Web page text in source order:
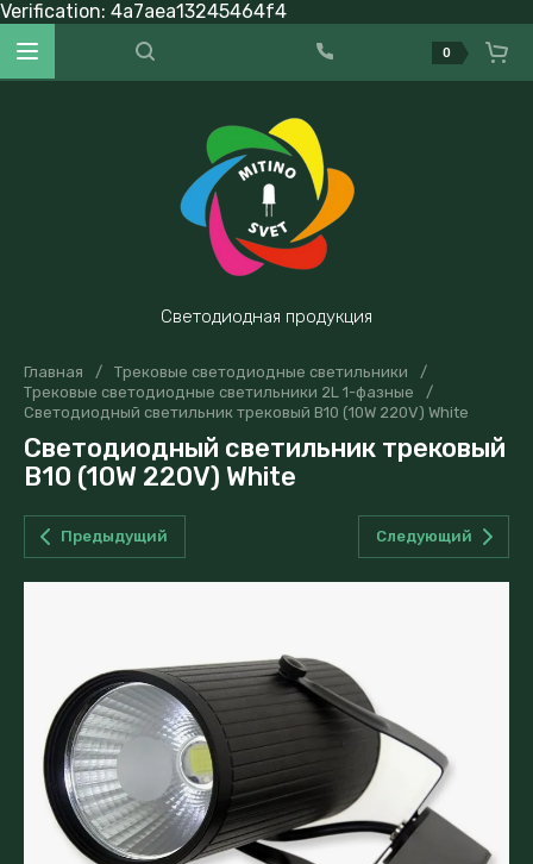
Verification: 4a7aea13245464f4
Светодиодная продукция
0
Главная / Трековые светодиодные светильники
/
Трековые светодиодные светильники 2L 1-фазные
/
Светодиодный светильник трековый B10 (10W 220V) White
Светодиодный светильник трековый
B10 (10W 220V) White
Предыдущий Следующий